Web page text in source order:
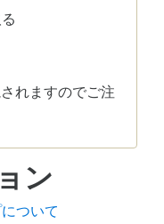
れますのでご注
ン
ついて